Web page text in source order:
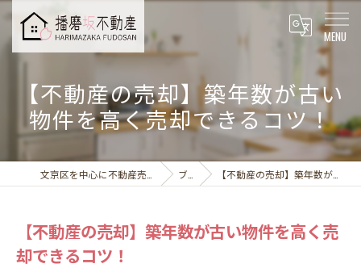
【不動産の売却】築年数が古い
物件を高く売却できるコツ！
ブログ 【不動産の売却】築年数が古い物件を高く売却できるコツ！
【不動産の売却】築年数が古い物件を高く売
却できるコツ！